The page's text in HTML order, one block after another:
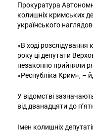
Прокуратура
колишніх кримських
українського
«В ході
року ці депутати
незаконно прийняли
«Республіка Крим», –
У відомстві
від дванадцяти до
Імен колишніх